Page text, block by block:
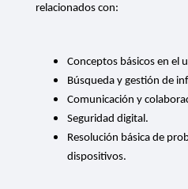
relacionados con:
Conceptos básicos en el
Búsqueda y gestión de
Comunicación y
Seguridad digital.
Resolución básica de
dispositivos.